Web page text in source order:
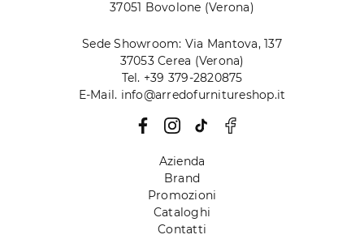
37051 Bovolone (Verona)
Sede Showroom: Via Mantova, 137
37053 Cerea (Verona)
Tel. +39 379-2820875
E-Mail. info@arredofurnitureshop.it
Azienda
Brand
Promozioni
Cataloghi
Contatti